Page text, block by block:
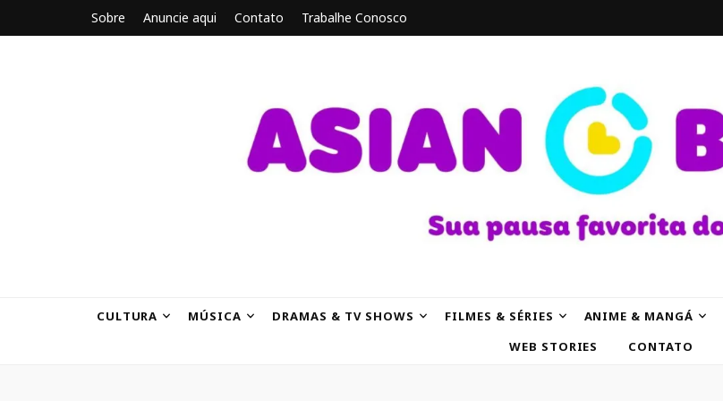
Sobre Anuncie aqui Contato Trabalhe Conosco
CULTURA MÚSICA DRAMAS & TV SHOWS FILMES & SÉRIES ANIME & MANGÁ
WEB STORIES
CONTATO